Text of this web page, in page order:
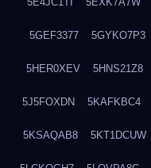
5GEF3377 5GYKO7P3
5HER0XEV 5HNS21Z8
5J5FOXDN 5KAFKBC4
5KSAQAB8 5KT1DCUW